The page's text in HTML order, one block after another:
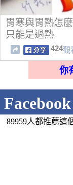
胃寒與胃熱怎
只能是過熱
424觀
你
89959人都推薦這